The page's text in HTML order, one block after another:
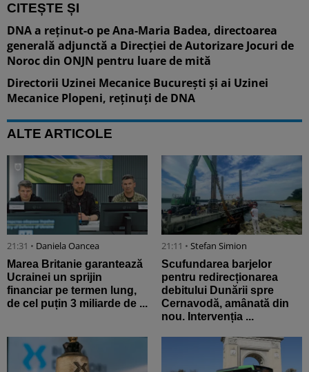
CITEȘTE ȘI
DNA a reținut-o pe Ana-Maria Badea, directoarea
generală adjunctă a Direcției de Autorizare Jocuri de
Noroc din ONJN pentru luare de mită
Directorii Uzinei Mecanice București și ai Uzinei
Mecanice Plopeni, reținuți de DNA
ALTE ARTICOLE
21:31 • Daniela Oancea
Marea Britanie garantează
Ucrainei un sprijin
financiar pe termen lung,
de cel puțin 3 miliarde de ...
21:11 • Stefan Simion
Scufundarea barjelor
pentru redirecționarea
debitului Dunării spre
Cernavodă, amânată din
nou. Intervenția ...